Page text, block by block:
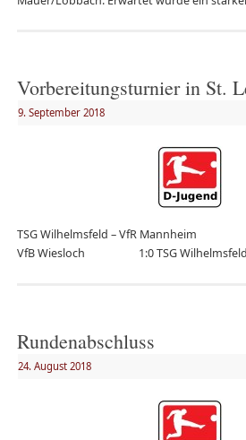
Vorbereitungsturnier in St.
9. September 2018
TSG Wilhelmsfeld – VfR Mannheim
VfB Wiesloch 1:0 TSG Wilhelmsfeld
Rundenabschluss
24. August 2018